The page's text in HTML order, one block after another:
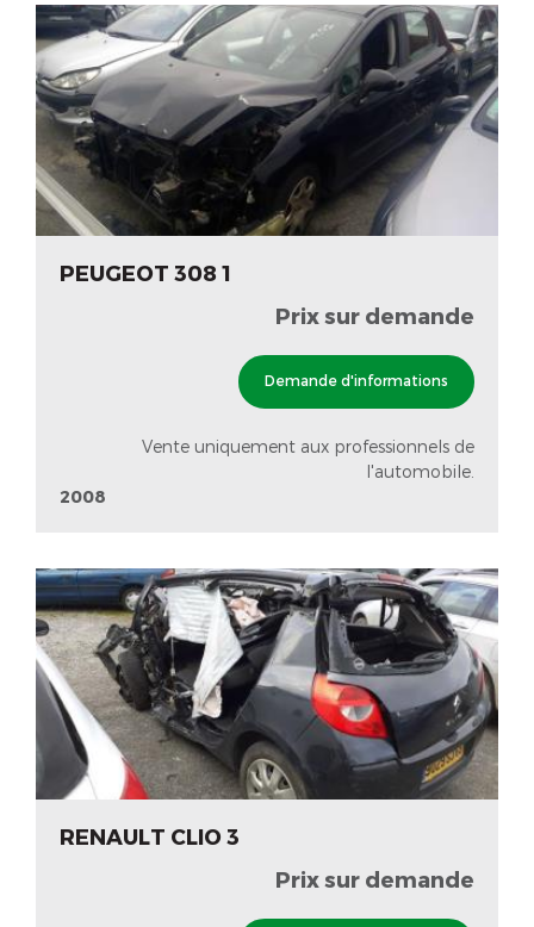
PEUGEOT 308 1
Prix sur demande
Demande d'informations
Vente uniquement aux professionnels de
l'automobile.
2008
RENAULT CLIO 3
Prix sur demande